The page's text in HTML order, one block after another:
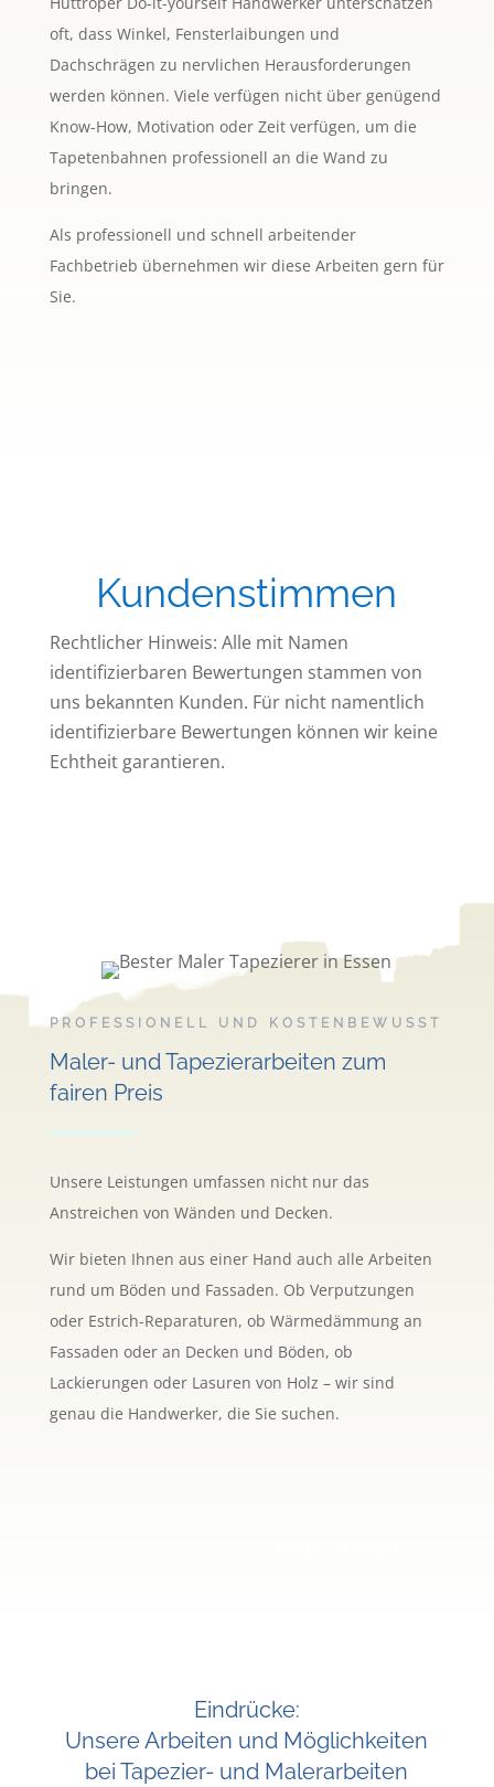
oft, dass Winkel, Fensterlaibungen und
Dachschrägen zu nervlichen Herausforderungen
werden können. Viele verfügen nicht über genügend
Know-How, Motivation oder Zeit verfügen, um die
Tapetenbahnen professionell an die Wand zu
bringen.
Als professionell und schnell arbeitender
Fachbetrieb übernehmen wir diese Arbeiten gern für
Sie.
Kundenstimmen
Rechtlicher Hinweis: Alle mit Namen
identifizierbaren Bewertungen stammen von
uns bekannten Kunden. Für nicht namentlich
identifizierbare Bewertungen können wir keine
Echtheit garantieren.
PROFESSIONELL UND KOSTENBEWUSST
Maler- und Tapezierarbeiten zum
fairen Preis
Unsere Leistungen umfassen nicht nur das
Anstreichen von Wänden und Decken.
Wir bieten Ihnen aus einer Hand auch alle Arbeiten
rund um Böden und Fassaden. Ob Verputzungen
oder Estrich-Reparaturen, ob Wärmedämmung an
Fassaden oder an Decken und Böden, ob
Lackierungen oder Lasuren von Holz – wir sind
genau die Handwerker, die Sie suchen.
Eindrücke:
Unsere Arbeiten und Möglichkeiten
bei Tapezier- und Malerarbeiten